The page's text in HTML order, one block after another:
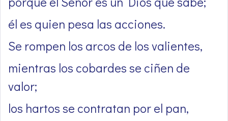
él es quien pesa las acciones.
Se rompen los arcos de los valientes,
mientras los cobardes se ciñen de
valor;
los hartos se contratan por el pan,